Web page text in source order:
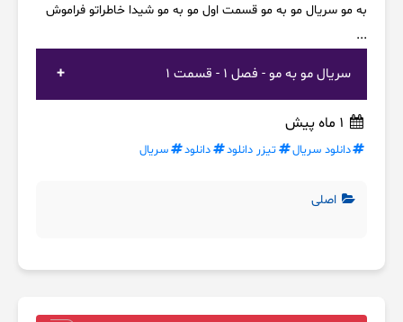
به مو سریال مو به مو قسمت اول مو به مو شیدا خاطراتو فراموش
...
سریال مو به مو - فصل 1 - قسمت 1
دانلود سریال تیزر دانلود دانلود سریال
اصلی